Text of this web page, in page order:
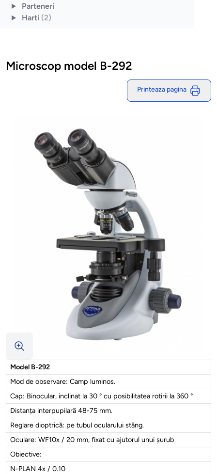
Parteneri
Harti (2)
Microscop model B-292
Printeaza pagina
Model B-292
Mod de observare: Camp luminos.
Cap: Binocular, inclinat la 30 ° cu posibilitatea rotirii la 360 °
Distanța interpupilară 48-75 mm.
Reglare dioptrică: pe tubul ocularului stâng.
Oculare: WF10x / 20 mm, fixat cu ajutorul unui șurub
Obiective:
N-PLAN 4x / 0.10